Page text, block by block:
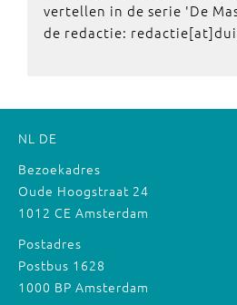
vertellen in de serie 'De
de redactie:
NL DE
Bezoekadres
Oude Hoogstraat 24
1012 CE Amsterdam
Postadres
Postbus 1628
1000 BP Amsterdam